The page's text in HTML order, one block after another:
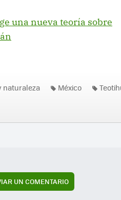
una nueva teoría sobre
naturaleza México
UN COMENTARIO